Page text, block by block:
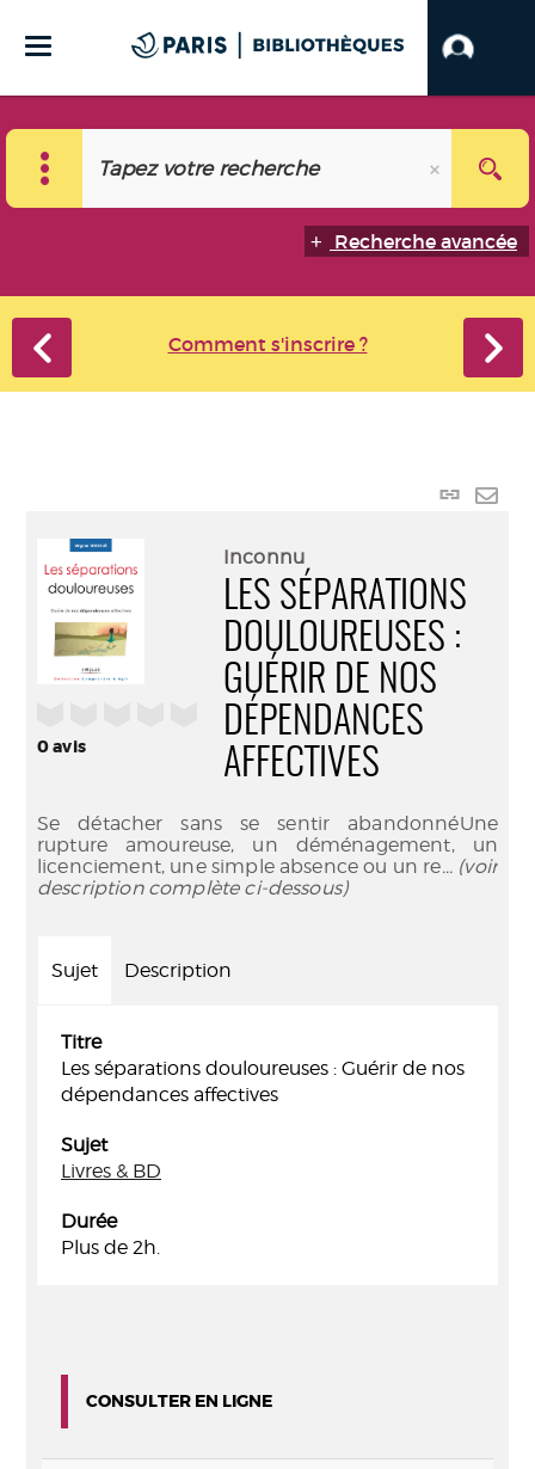
Recherche avancée
Comment s'inscrire ?
Lien
0avis
Inconnu
LES SÉPARATIONS
DOULOUREUSES :
GUÉRIR DE NOS
DÉPENDANCES
AFFECTIVES
Se détacher sans se sentir abandonnéUne
rupture amoureuse, un déménagement, un
licenciement, une simple absence ou un re... (voir
description complète ci-dessous)
Sujet Description
Titre
Les séparations douloureuses : Guérir de nos
dépendances affectives
Sujet
Livres & BD
Durée
Plus de 2h.
CONSULTER EN LIGNE